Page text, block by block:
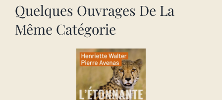
Quelques Ouvrages De La
Même Catégorie